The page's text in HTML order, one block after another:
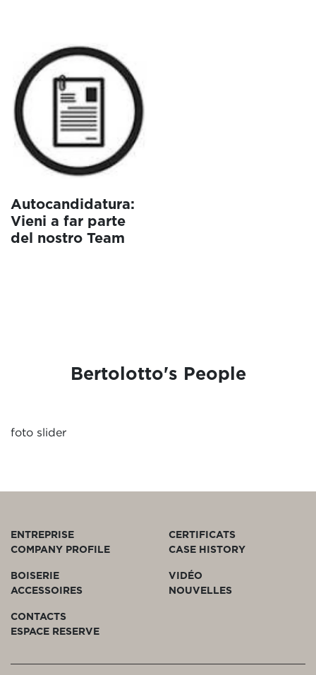
Autocandidatura:
Vieni a far parte
del nostro Team
Bertolotto's People
foto slider
ENTREPRISE
COMPANY PROFILE
CERTIFICATS
CASE HISTORY
BOISERIE
ACCESSOIRES
VIDÉO
NOUVELLES
CONTACTS
ESPACE RESERVE